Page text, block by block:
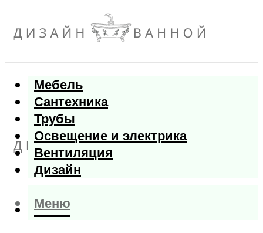
Мебель
Сантехника
Трубы
Освещение и электрика
Вентиляция
Дизайн
Меню
Меню